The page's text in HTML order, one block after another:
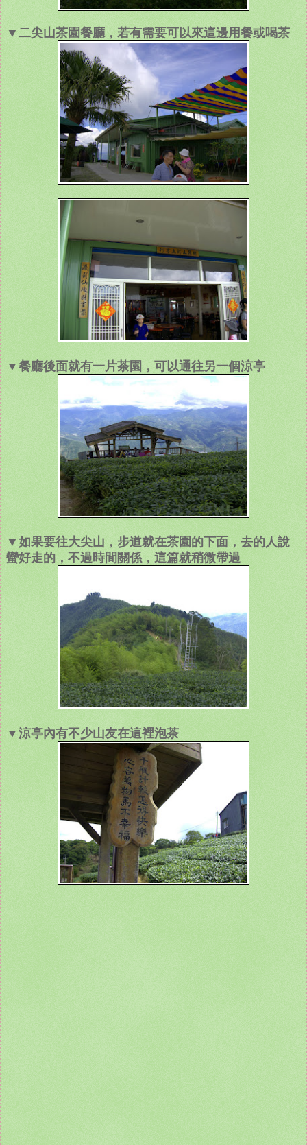
▼二尖山茶園餐廳，若有需要可以來這邊用餐或喝茶
▼餐廳後面就有一片茶園，可以通往另一個涼亭
▼如果要往大尖山，步道就在茶園的下面，去的人說
蠻好走的，不過時間關係，這篇就稍微帶過
▼涼亭內有不少山友在這裡泡茶